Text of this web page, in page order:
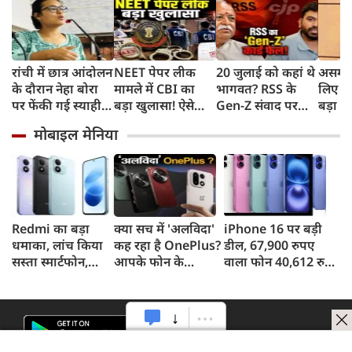
रांची में छात्र आंदोलन
के दौरान नेहा बोरा
पर फेंकी गई स्याही,
पेलेट से नहीं डरे, इससे
भी नहीं डरेंगे
NEET पेपर लीक
मामले में CBI का
बड़ा खुलासा! ऐसे
हैरान करने वाला
तरीका आया सामने
20 जुलाई को कहां थे
भागवत? RSS के
Gen-Z संवाद पर
हमला, बोले- अब
बहुत देर हो गई!
असम
लिए
बड़ा
रुपए
मोबाइल मेनिया
Redmi का बड़ा
धमाका, लांच किया
सस्ता स्मार्टफोन,
क्या सच में 'अलविदा'
कह रहा है OnePlus?
आपके फोन के
iPhone 16 पर बड़ी
डील, 67,900 रुपए
वाला फोन 40,612 रुपए